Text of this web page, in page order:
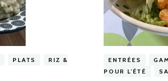
PLATS
RIZ &
ENTRÉES
POUR L'ÉTÉ